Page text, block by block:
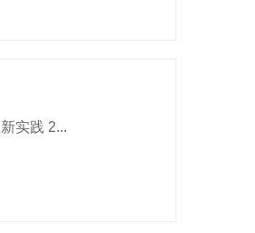
1、申报书 产业为本 校企一体 五维驱动 共培共育 ：产教融合人才培养“和君”模式的创新实践 2...